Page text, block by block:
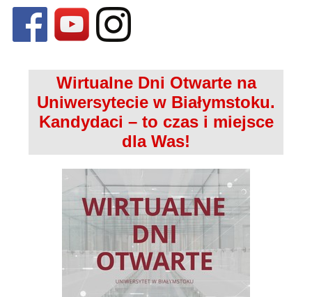
Wirtualne Dni Otwarte na
Uniwersytecie w Białymstoku.
Kandydaci – to czas i miejsce
dla Was!